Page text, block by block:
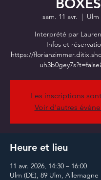
BOXES
sam. 11 avr.
  |
Ulm
Interprété par
Infos et
https://
Les inscriptions
Voir d'autres
Heure et lieu
11 avr. 2026, 14:30 – 16:00
Ulm (DE), 89 Ulm, Allemagne